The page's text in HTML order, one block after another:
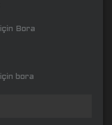
için Bora
için bora